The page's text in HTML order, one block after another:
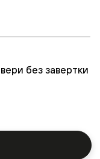
без завертки